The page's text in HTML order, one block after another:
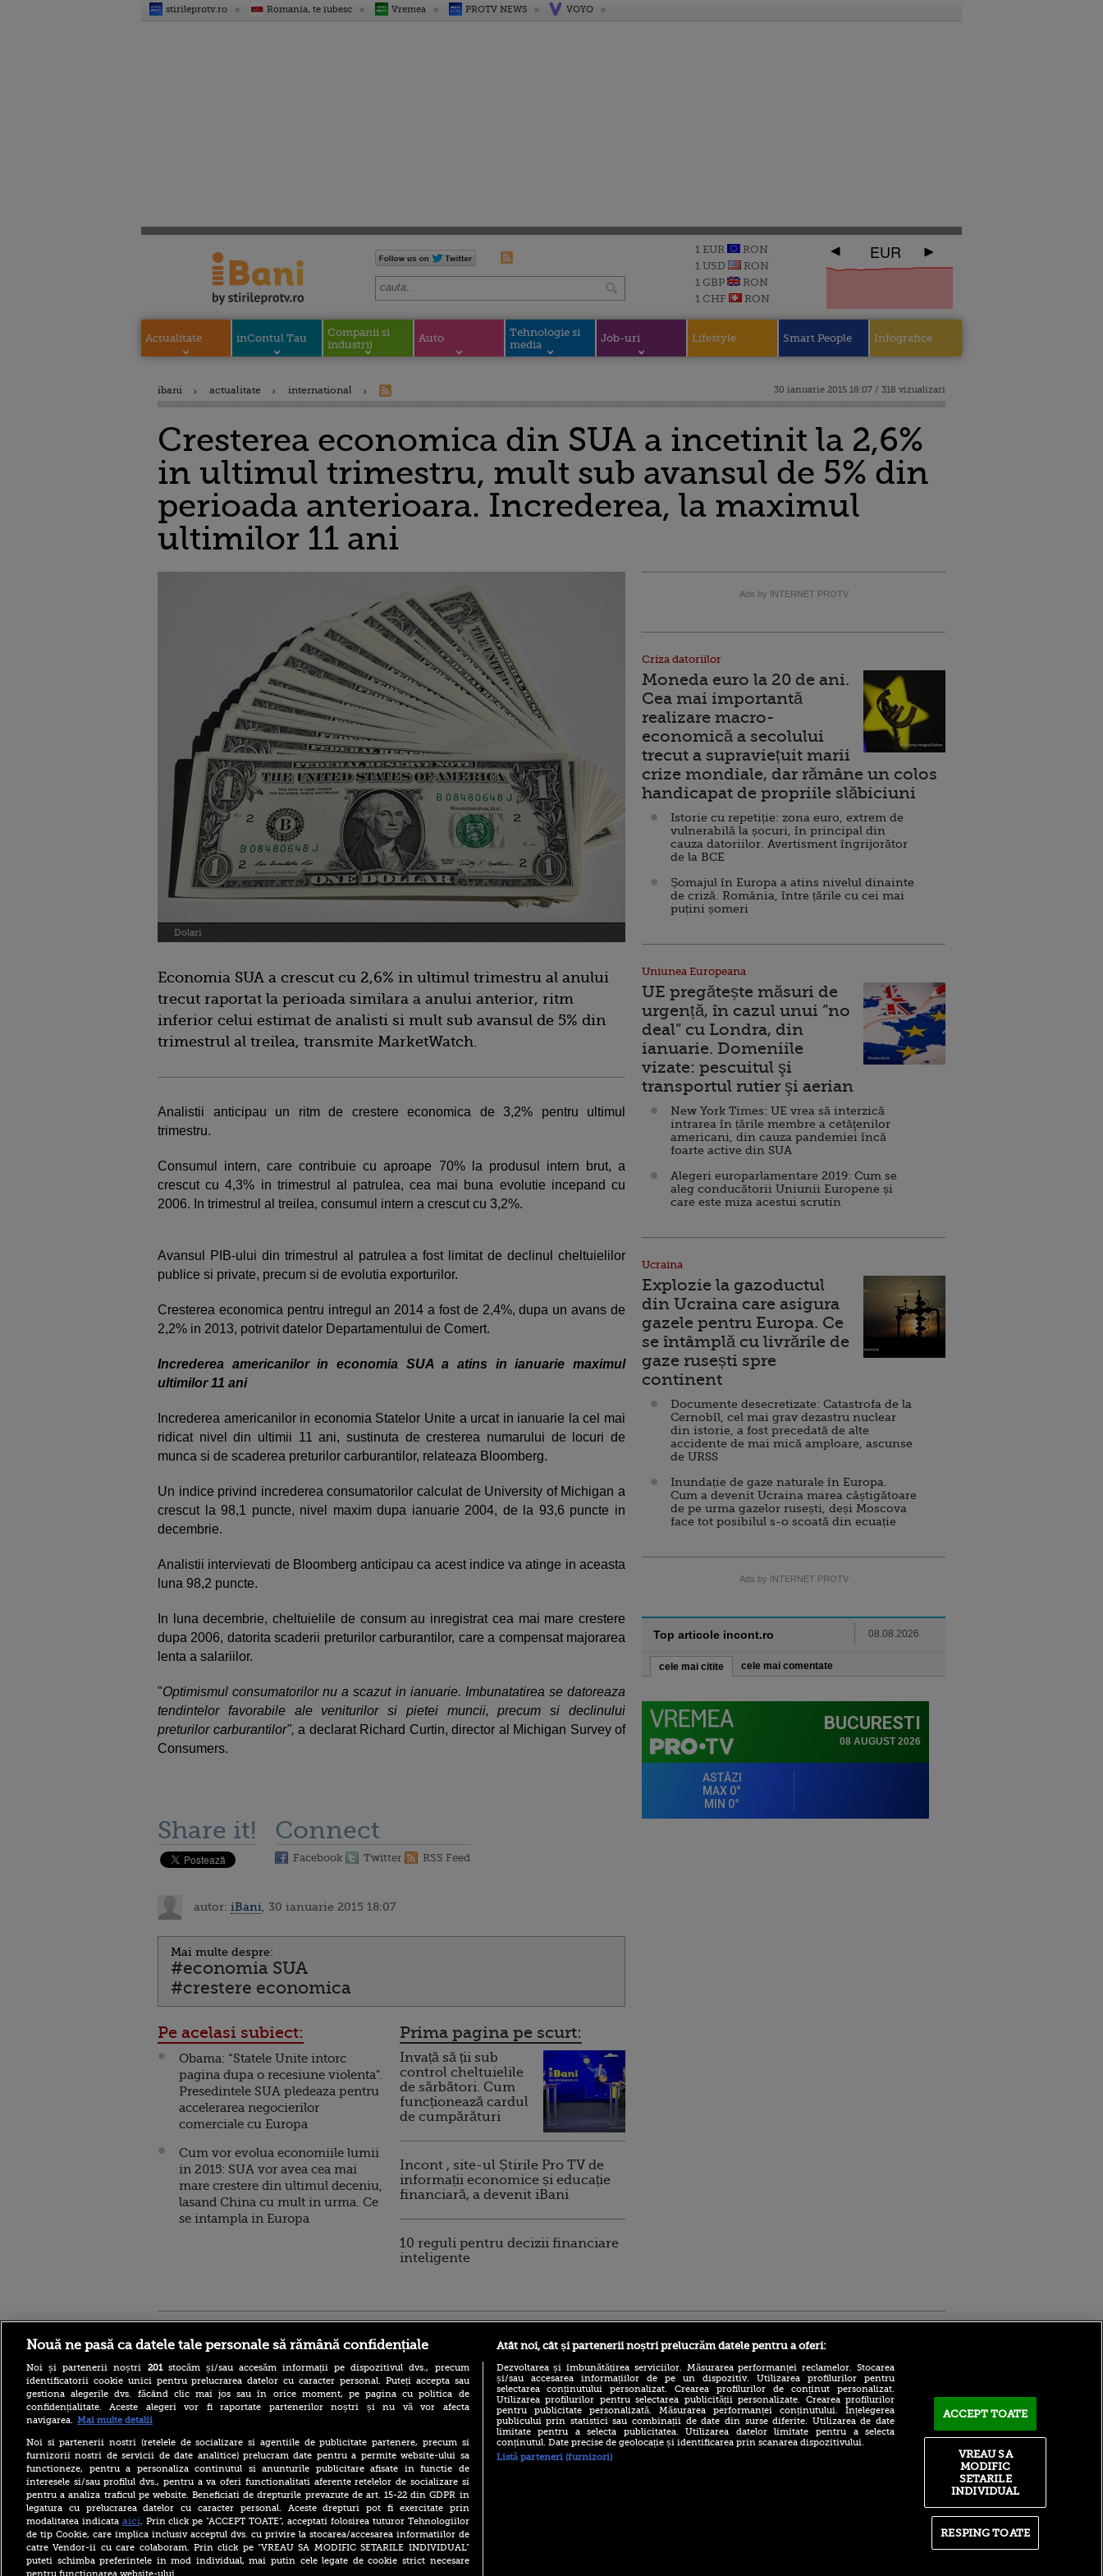
stirileprotv.ro Romania, te iubesc Vremea PROTV NEWS VOYO
1 EUR
RON
1 USD
RON
1 GBP
RON
1 CHF
RON
EUR
Actualitate inContul Tau
Companii si
industrii
Auto
Tehnologie si
media
Job-uri Lifestyle Smart People Infografice
ibani actualitate international 30 ianuarie 2015 18:07 / 318 vizualizari
Cresterea economica din SUA a incetinit la 2,6%
in ultimul trimestru, mult sub avansul de 5% din
perioada anterioara. Increderea, la maximul
ultimilor 11 ani
Dolari
Economia SUA a crescut cu 2,6% in ultimul trimestru al anului
trecut raportat la perioada similara a anului anterior, ritm
inferior celui estimat de analisti si mult sub avansul de 5% din
trimestrul al treilea, transmite MarketWatch.
Analistii anticipau un ritm de crestere economica de 3,2% pentru ultimul
trimestru.
Consumul intern, care contribuie cu aproape 70% la produsul intern brut, a
crescut cu 4,3% in trimestrul al patrulea, cea mai buna evolutie incepand cu
2006. In trimestrul al treilea, consumul intern a crescut cu 3,2%.
Avansul PIB-ului din trimestrul al patrulea a fost limitat de declinul cheltuielilor
publice si private, precum si de evolutia exporturilor.
Cresterea economica pentru intregul an 2014 a fost de 2,4%, dupa un avans de
2,2% in 2013, potrivit datelor Departamentului de Comert.
Increderea americanilor in economia SUA a atins in ianuarie maximul
ultimilor 11 ani
Increderea americanilor in economia Statelor Unite a urcat in ianuarie la cel mai
ridicat nivel din ultimii 11 ani, sustinuta de cresterea numarului de locuri de
munca si de scaderea preturilor carburantilor, relateaza Bloomberg.
Un indice privind increderea consumatorilor calculat de University of Michigan a
crescut la 98,1 puncte, nivel maxim dupa ianuarie 2004, de la 93,6 puncte in
decembrie.
Analistii intervievati de Bloomberg anticipau ca acest indice va atinge in aceasta
luna 98,2 puncte.
In luna decembrie, cheltuielile de consum au inregistrat cea mai mare crestere
dupa 2006, datorita scaderii preturilor carburantilor, care a compensat majorarea
lenta a salariilor.
"Optimismul consumatorilor nu a scazut in ianuarie. Imbunatatirea se datoreaza
tendintelor favorabile ale veniturilor si pietei muncii, precum si declinului
preturilor carburantilor", a declarat Richard Curtin, director al Michigan Survey of
Consumers.
Share it! Connect
Facebook Twitter RSS Feed
autor: iBani , 30 ianuarie 2015 18:07
Mai multe despre:
#economia SUA
#crestere economica
Pe acelasi subiect:
Obama: “Statele Unite intorc
pagina dupa o recesiune violenta".
Presedintele SUA pledeaza pentru
accelerarea negocierilor
comerciale cu Europa
Cum vor evolua economiile lumii
in 2015: SUA vor avea cea mai
mare crestere din ultimul deceniu,
lasand China cu mult in urma. Ce
se intampla in Europa
Prima pagina pe scurt:
Invață să ții sub
control cheltuielile
de sărbători. Cum
funcționează cardul
de cumpărături
Incont , site-ul Știrile Pro TV de
informații economice și educație
financiară, a devenit iBani
10 reguli pentru decizii financiare
inteligente
Ads by INTERNET PROTV
Criza datoriilor
Moneda euro la 20 de ani.
Cea mai importantă
realizare macro-
economică a secolului
trecut a supraviețuit marii
crize mondiale, dar rămâne un colos
handicapat de propriile slăbiciuni
Istorie cu repetiție: zona euro, extrem de
vulnerabilă la șocuri, în principal din
cauza datoriilor. Avertisment îngrijorător
de la BCE
Șomajul în Europa a atins nivelul dinainte
de criză. România, între țările cu cei mai
puțini șomeri
Uniunea Europeana
UE pregătește măsuri de
urgență, în cazul unui ”no
deal” cu Londra, din
ianuarie. Domeniile
vizate: pescuitul şi
transportul rutier şi aerian
New York Times: UE vrea să interzică
intrarea în țările membre a cetăţenilor
americani, din cauza pandemiei încă
foarte active din SUA
Alegeri europarlamentare 2019: Cum se
aleg conducătorii Uniunii Europene și
care este miza acestui scrutin
Ucraina
Explozie la gazoductul
din Ucraina care asigura
gazele pentru Europa. Ce
se întâmplă cu livrările de
gaze rusești spre
continent
Documente desecretizate: Catastrofa de la
Cernobîl, cel mai grav dezastru nuclear
din istorie, a fost precedată de alte
accidente de mai mică amploare, ascunse
de URSS
Inundație de gaze naturale în Europa.
Cum a devenit Ucraina marea câștigătoare
de pe urma gazelor rusești, deși Moscova
face tot posibilul s-o scoată din ecuație
Ads by INTERNET PROTV
Top articole incont.ro 08.08.2026
cele mai citite cele mai comentate
urs din Suceava, surprins în
timp ce se scarpină de
copac, precum adevăratul
Baloo
Spania, măsură neașteptată
la frontiera cu Italia pe
fondul crizei migrației din
Ceuta
Infantino, implicat într-un
nou scandal. UEFA ar fi
(P) Descoperă Lumea
Evenimentelor din România
A fost sau nu penalty?
Alexandru Meszar
Nouă ne pasă ca datele tale personale să rămână confidențiale
Noi și partenerii noștri 201stocăm și/sau accesăm informații pe dispozitivul dvs., precum
identificatorii cookie unici pentru prelucrarea datelor cu caracter personal. Puteți accepta sau
gestiona alegerile dvs. făcând clic mai jos sau în orice moment, pe pagina cu politica de
confidențialitate. Aceste alegeri vor fi raportate partenerilor noștri și nu vă vor afecta
navigarea. Mai multe detalii
Noi si partenerii nostri (retelele de socializare si agentiile de publicitate partenere, precum si
furnizorii nostri de servicii de date analitice) prelucram date pentru a permite website-ului sa
functioneze, pentru a personaliza continutul si anunturile publicitare afisate in functie de
interesele si/sau profilul dvs., pentru a va oferi functionalitati aferente retelelor de socializare si
pentru a analiza traficul pe website. Beneficiati de drepturile prevazute de art. 15-22 din GDPR in
legatura cu prelucrarea datelor cu caracter personal. Aceste drepturi pot fi exercitate prin
modalitatea indicata aici. Prin click pe “ACCEPT TOATE”, acceptati folosirea tuturor Tehnologiilor
de tip Cookie, care implica inclusiv acceptul dvs. cu privire la stocarea/accesarea informatiilor de
catre Vendor-ii cu care colaboram. Prin click pe “VREAU SA MODIFIC SETARILE INDIVIDUAL”
puteti schimba preferintele in mod individual, mai putin cele legate de cookie strict necesare
Atât noi, cât și partenerii noștri prelucrăm datele pentru a oferi:
Dezvoltarea și îmbunătățirea serviciilor. Măsurarea performanței reclamelor. Stocarea
și/sau accesarea informațiilor de pe un dispozitiv. Utilizarea profilurilor pentru
selectarea conținutului personalizat. Crearea profilurilor de conținut personalizat.
Utilizarea profilurilor pentru selectarea publicității personalizate. Crearea profilurilor
pentru publicitate personalizată. Măsurarea performanței conținutului. Înțelegerea
publicului prin statistici sau combinații de date din surse diferite. Utilizarea de date
limitate pentru a selecta publicitatea. Utilizarea datelor limitate pentru a selecta
conținutul. Date precise de geolocație și identificarea prin scanarea dispozitivului.
Listă parteneri (furnizori)
ACCEPT TOATE
RESPING TOATE
VREAU SA
MODIFIC
SETARILE
INDIVIDUAL